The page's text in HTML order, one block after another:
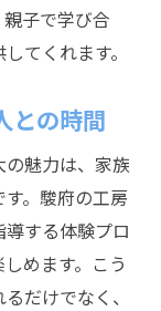
子で学び合
てくれます。
との時間
魅力は、家族
。駿府の工房
する体験プロ
めます。こう
だけでなく、